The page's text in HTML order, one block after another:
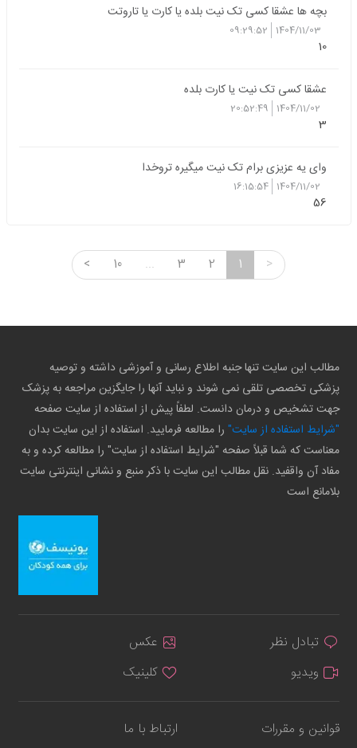
بچه ها عشقا کسی تک نیت بلده یا کارت یا تاروتت
1404/11/03
09:29:52
10
عشقا کسی تک نیت یا کارت بلده
1404/11/02
20:52:49
3
وای یه عزیزی برام تک نیت میگیره تروخدا
1404/11/02
16:15:54
56
>
1
2
3
...
10
<
مطالب این سایت تنها جنبه اطلاع رسانی و آموزشی داشته و توصیه
پزشکی تخصصی تلقی نمی شوند و نباید آنها را جایگزین مراجعه به پزشک
جهت تشخیص و درمان دانست. لطفاً پیش از استفاده از سایت صفحه
"شرایط استفاده از سایت" را مطالعه فرمایید. استفاده از این سایت بدان
معناست که شما قبلاً صفحه "شرایط استفاده از سایت" را مطالعه کرده و به
مفاد آن واقفید. نقل مطالب این سایت با ذکر منبع و نشانی اینترنتی سایت
بلامانع است
تبادل نظر
عکس
ویدیو
کلینیک
قوانین و مقررات ارتباط با ما